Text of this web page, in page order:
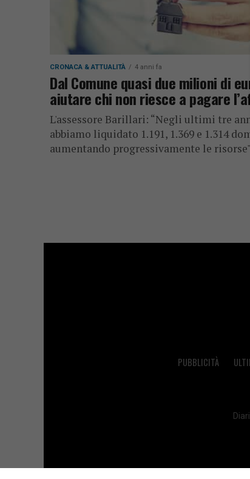
CRONACA & ATTUALITÀ 4 anni fa
Dal Comune quasi due milioni di
aiutare chi non riesce a pagare
L'assessore Barillari: “Negli ultimi tre
abbiamo liquidato 1.191, 1.369 e 1.314
aumentando progressivamente le risorse"
PUBBLICITÀ